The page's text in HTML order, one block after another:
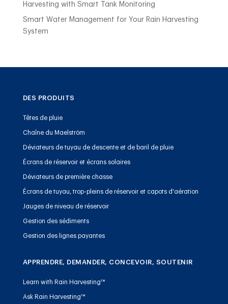
Harvesting with Smart Tank Monitoring
Smart Water Management for Your Rain Harvesting
System
DES PRODUITS
Têtes de pluie
Chaîne du Maelström
Déviateurs de tuyau de descente et de baril de pluie
Écrans de réservoir et écrans solaires
Déviateurs de première chasse
Écrans de tuyau, trop-pleins de réservoir et capots d'aération
Jauges de niveau de réservoir
Gestion des sédiments
Gestion des lignes payantes
APPRENDRE, DEMANDER, CONCEVOIR, SOUTENIR
Learn with Rain Harvesting™
Ask Rain Harvesting™